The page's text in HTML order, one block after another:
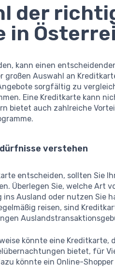
der
in
kann einen
großen Auswahl an
sorgfältig zu
Eine Kreditkarte kann
bietet auch zahlreiche
verstehen
entscheiden, sollten Sie
Überlegen Sie, welche Art
ins Ausland oder nutzen Sie
reisen, sind
könnte eine Kreditkarte,
bietet, für
könnte ein Online-